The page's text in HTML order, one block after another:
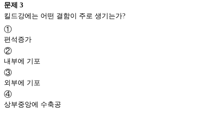
문제 3
①
편석증가
②
내부에 기포
③
외부에 기포
④
상부중앙에 수축공